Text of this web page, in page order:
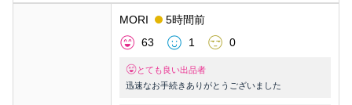
MORI
5時間前
63
1 0
とても良い出品者
迅速なお手続きありがとうございました